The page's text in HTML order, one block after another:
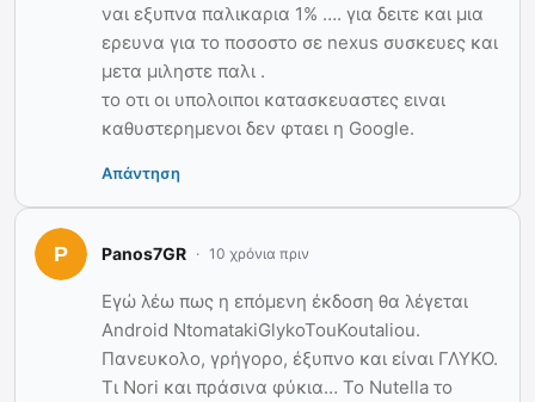
ναι εξυπνα παλικαρια 1% …. για δειτε και μια
ερευνα για το ποσοστο σε nexus συσκευες και
μετα μιληστε παλι .
το οτι οι υπολοιποι κατασκευαστες ειναι
καθυστερημενοι δεν φταει η Google.
Απάντηση
Panos7GR 10 χρόνια πριν
Εγώ λέω πως η επόμενη έκδοση θα λέγεται
Android NtomatakiGlykoTouKoutaliou.
Πανευκολο, γρήγορο, έξυπνο και είναι ΓΛΥΚΟ.
Τι Nori και πράσινα φύκια… Το Nutella το